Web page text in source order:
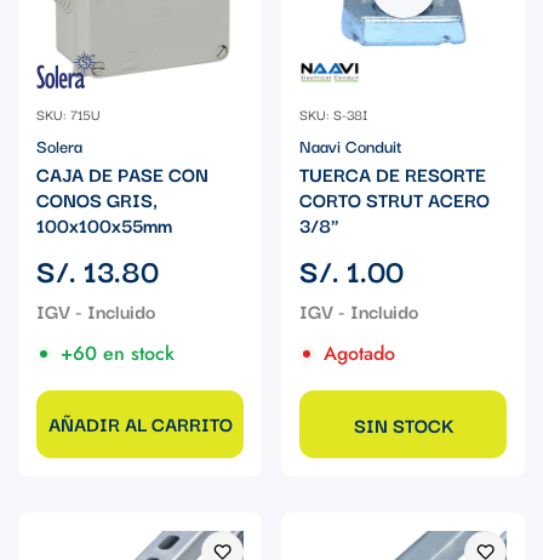
SKU: 715U
Solera
CAJA DE PASE CON
CONOS GRIS,
100x100x55mm
Precio
regular
S/. 13.80
+60 en stock
AÑADIR AL CARRITO
SKU: S-38I
Naavi Conduit
TUERCA DE RESORTE
CORTO STRUT ACERO
3/8"
Precio
regular
S/. 1.00
Agotado
SIN STOCK